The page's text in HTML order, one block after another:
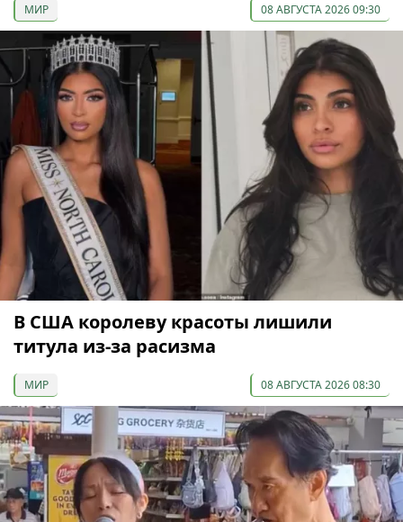
МИР 08 АВГУСТА 2026 09:30
В США королеву красоты лишили
титула из-за расизма
МИР 08 АВГУСТА 2026 08:30